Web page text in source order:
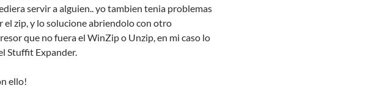
servir a alguien.. yo tambien tenia problemas
el zip, y lo solucione abriendolo con otro
que no fuera el WinZip o Unzip, en mi caso lo
Stuffit Expander.
ello!